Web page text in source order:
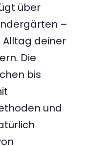
über
–
Alltag deiner
Die
bis
und